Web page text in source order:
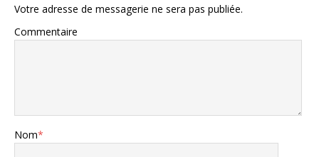
Votre adresse de messagerie ne sera pas publiée.
Commentaire
Nom*